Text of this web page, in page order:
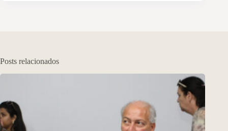
Posts relacionados